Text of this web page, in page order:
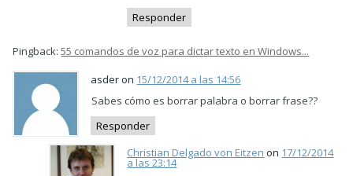
Responder
Pingback:55 comandos de voz para dictar texto en Windows...
asder on 15/12/2014 a las 14:56
Sabes cómo es borrar palabra o borrar frase??
Responder
Christian Delgado von Eitzen on 17/12/2014
a las 23:14